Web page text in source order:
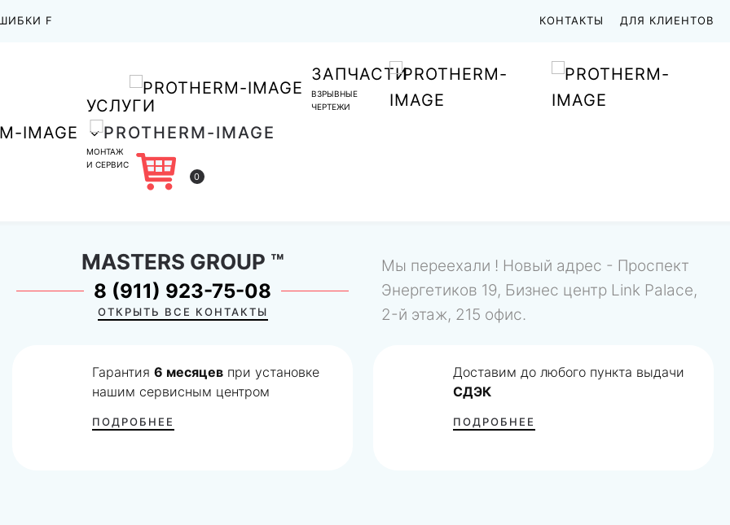
F КОНТАКТЫ ДЛЯ КЛИЕНТОВ
УСЛУГИ
МОНТАЖ
И СЕРВИС
ЗАПЧАСТИ
ВЗРЫВНЫЕ
ЧЕРТЕЖИ
0
MASTERS GROUP ™
8 (911) 923-75-08
ОТКРЫТЬ ВСЕ КОНТАКТЫ
Мы переехали ! Новый адрес - Проспект
Энергетиков 19, Бизнес центр Link Palace,
2-й этаж, 215 офис.
Гарантия6 месяцев при установке
нашим сервисным центром
ПОДРОБНЕЕ
Доставим до любого пункта выдачи
СДЭК
ПОДРОБНЕЕ